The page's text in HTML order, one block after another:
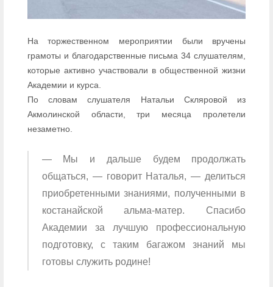
На торжественном мероприятии были вручены
грамоты и благодарственные письма 34 слушателям,
которые активно участвовали в общественной жизни
Академии и курса.
По словам слушателя Натальи Скляровой из
Акмолинской области, три месяца пролетели
незаметно.
— Мы и дальше будем продолжать
общаться, — говорит Наталья, — делиться
приобретенными знаниями, полученными в
костанайской альма-матер. Спасибо
Академии за лучшую профессиональную
подготовку, с таким багажом знаний мы
готовы служить родине!